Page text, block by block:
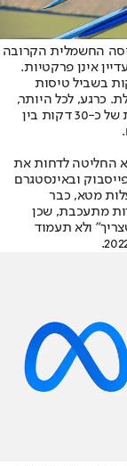
החשמלית הקרובה
אינן פרקטיות.
בשביל טיסות
כרגע, לכל היותר,
מדברים על הפעלת טיסות נוסעים מסחריות קצרות של כ-30 דקות בין
החליטה לדחות את
ובאינסטגרם
מטא, כבר
מתעכבת, שכן
ולא תעמוד